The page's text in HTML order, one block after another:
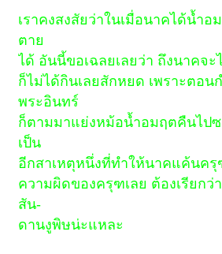
เราคงสงสัยว่าในเมื่อนาคได้น้ำอ
ตาย
ได้ อันนี้ขอเฉลยเลยว่า ถึงนาคจ
ก็ไม่ได้กินเลยสักหยด เพราะตอน
พระอินทร์
ก็ตามมาแย่งหม้อน้ำอมฤตคืนไปซ
เป็น
อีกสาเหตุหนึ่งที่ทำให้นาคแค้นค
ความผิดของครุฑเลย ต้องเรียกว่
สัน-
ดานงูพิษน่ะแหละ